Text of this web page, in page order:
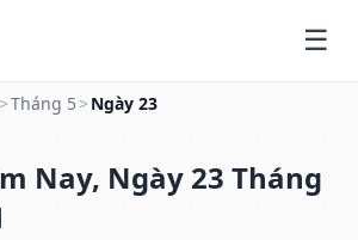
>Tháng 5 > Ngày 23
Nay, Ngày 23 Tháng